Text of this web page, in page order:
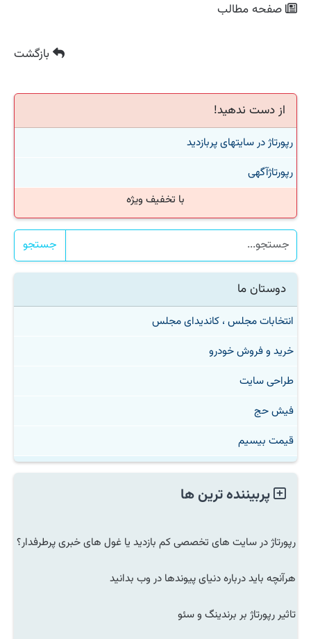
صفحه مطالب
بازگشت
از دست ندهید!
رپورتاژ در سایتهای پربازدید
رپورتاژآگهی
با تخفیف ویژه
جستجو
دوستان ما
انتخابات مجلس ، کاندیدای مجلس
خرید و فروش خودرو
طراحی سایت
فیش حج
قیمت بیسیم
پربیننده ترین ها
رپورتاژ در سایت های تخصصی کم بازدید یا غول های خبری پرطرفدار؟
هرآنچه باید درباره دنیای پیوندها در وب بدانید
تاثیر رپورتاژ بر برندینگ و سئو